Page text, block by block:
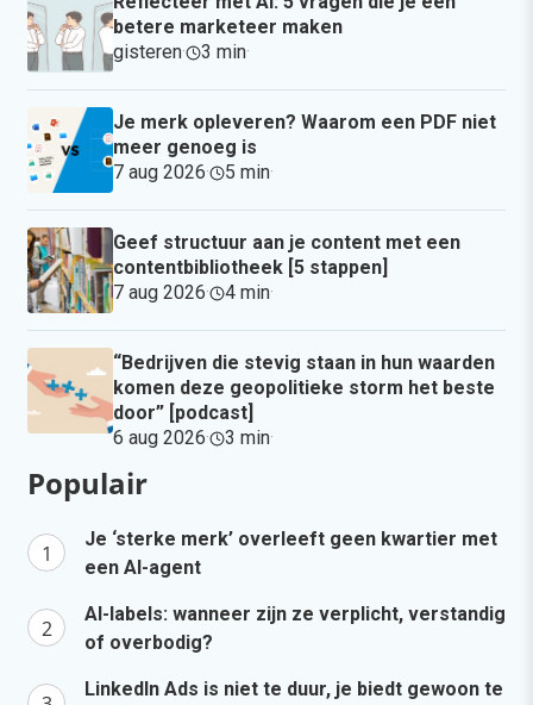
betere marketeer maken
gisteren· 3 min·
Je merk opleveren? Waarom een PDF niet
meer genoeg is
7 aug 2026· 5 min·
Geef structuur aan je content met een
contentbibliotheek [5 stappen]
7 aug 2026· 4 min·
“Bedrijven die stevig staan in hun waarden
komen deze geopolitieke storm het beste
door” [podcast]
6 aug 2026· 3 min·
Populair
Je ‘sterke merk’ overleeft geen kwartier met
een AI-agent
AI-labels: wanneer zijn ze verplicht, verstandig
of overbodig?
LinkedIn Ads is niet te duur, je biedt gewoon te